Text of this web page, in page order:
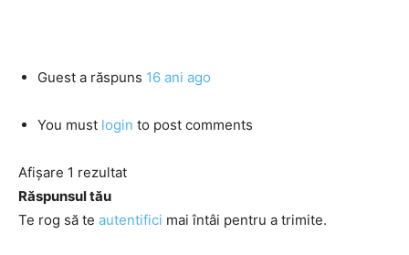
Guest a răspuns 16 ani ago
You must login to post comments
Afișare 1 rezultat
Răspunsul tău
Te rog să te autentifici mai întâi pentru a trimite.